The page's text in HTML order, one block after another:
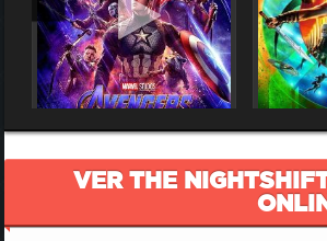
VER THE